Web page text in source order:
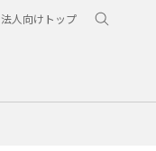
法人向けトップ